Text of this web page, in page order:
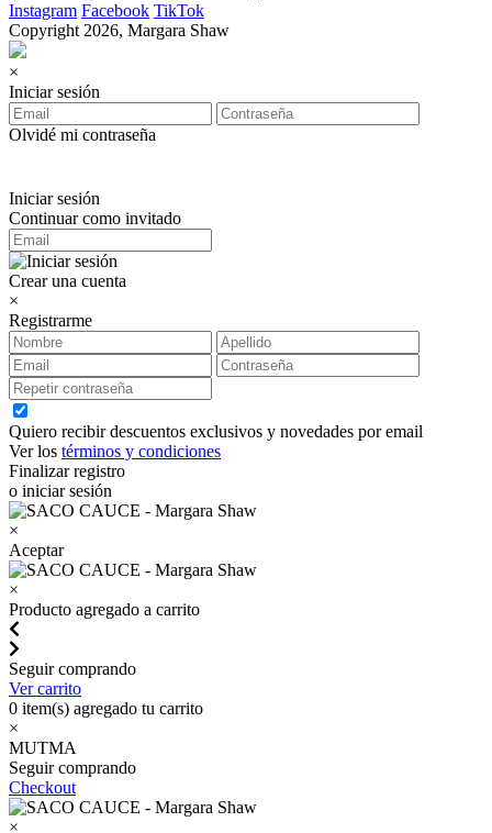
Instagram Facebook TikTok
Copyright 2026, Margara Shaw
×
Iniciar sesión
Olvidé mi contraseña
Iniciar sesión
Continuar como invitado
Crear una cuenta
×
Registrarme
Quiero recibir descuentos exclusivos y novedades por email
Ver los términos y condiciones
Finalizar registro
o iniciar sesión
×
Aceptar
×
Producto agregado a carrito
Seguir comprando
Ver carrito
0 item(s) agregado tu carrito
×
MUTMA
Seguir comprando
Checkout
×